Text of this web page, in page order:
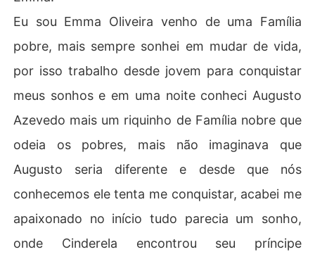
Eu sou Emma Oliveira venho de uma Família
pobre, mais sempre sonhei em mudar de vida,
por isso trabalho desde jovem para conquistar
meus sonhos e em uma noite conheci Augusto
Azevedo mais um riquinho de Família nobre que
odeia os pobres, mais não imaginava que
Augusto seria diferente e desde que nós
conhecemos ele tenta me conquistar, acabei me
apaixonado no início tudo parecia um sonho,
onde Cinderela encontrou seu príncipe